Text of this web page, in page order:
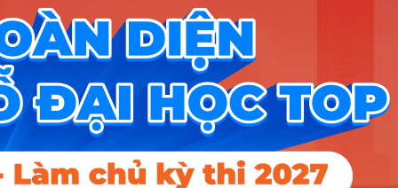
thiết lập, duy trì và phát triển quan hệ lao động doanh nghiệp,
…
Đội ngũ giảng viên chuyên ngành Quản trị nhân lực (Quản trị
nhân lực doanh nghiệp) tại đại học Thương mại đều là những
người có trình độ cao, giàu kinh nghiệm thực tiễn và kinh
nghiệm tư vấn quản trị nhân sự trong các tổ chức doanh
Chương trình đào tạo nhân lực tiên tiến, cập nhập xu hướng